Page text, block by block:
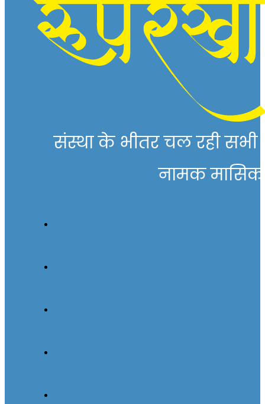
संस्था के भीतर चल रही सभी
नामक मासिक